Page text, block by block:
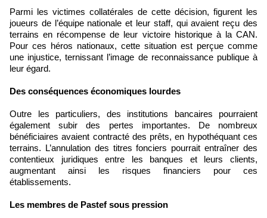
Parmi les victimes collatérales de cette décision, figurent les
joueurs de l’équipe nationale et leur staff, qui avaient reçu des
terrains en récompense de leur victoire historique à la CAN.
Pour ces héros nationaux, cette situation est perçue comme
une injustice, ternissant l’image de reconnaissance publique à
leur égard.
Des conséquences économiques lourdes
Outre les particuliers, des institutions bancaires pourraient
également subir des pertes importantes. De nombreux
bénéficiaires avaient contracté des prêts, en hypothéquant ces
terrains. L’annulation des titres fonciers pourrait entraîner des
contentieux juridiques entre les banques et leurs clients,
augmentant ainsi les risques financiers pour ces
établissements.
Les membres de Pastef sous pression